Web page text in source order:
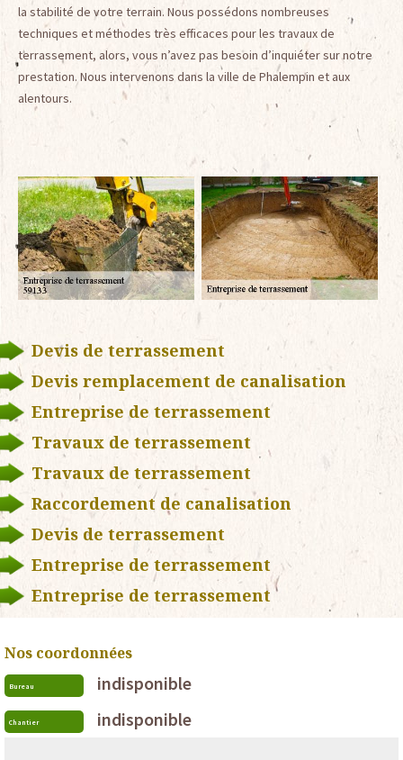
la stabilité de votre terrain. Nous possédons nombreuses
techniques et méthodes très efficaces pour les travaux de
terrassement, alors, vous n’avez pas besoin d’inquiéter sur notre
prestation. Nous intervenons dans la ville de Phalempin et aux
alentours.
Devis de terrassement
Devis remplacement de canalisation
Entreprise de terrassement
Travaux de terrassement
Travaux de terrassement
Raccordement de canalisation
Devis de terrassement
Entreprise de terrassement
Entreprise de terrassement
Nos coordonnées
Bureau indisponible
Chantier indisponible